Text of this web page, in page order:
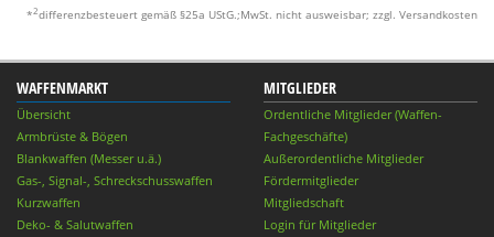
*2differenzbesteuert gemäß §25a UStG.;MwSt. nicht ausweisbar; zzgl. Versandkosten
WAFFENMARKT
Übersicht
Armbrüste & Bögen
Blankwaffen (Messer u.ä.)
Gas-, Signal-, Schreckschusswaffen
Kurzwaffen
Deko- & Salutwaffen
MITGLIEDER
Ordentliche Mitglieder (Waffen-
Fachgeschäfte)
Außerordentliche Mitglieder
Fördermitglieder
Mitgliedschaft
Login für Mitglieder